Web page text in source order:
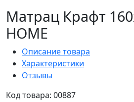
Матрац Крафт
HOME
Описание товара
Характеристики
Отзывы
Код товара: 00887